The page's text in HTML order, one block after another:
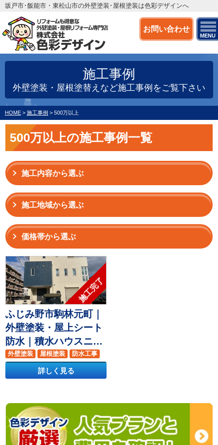
お問い合わせ
MENU
坂戸市･飯能市・東松山市の外壁塗装･屋根塗装は色彩デザインへ
施工事例
外壁塗装・屋根塗替えなど施工事例をご覧下さい
HOME > 施工事例 > 500万以上
500万以上の施工事例一覧
施工内容から選ぶ
施工地域から選ぶ
価格帯から選ぶ
施工完了
ふじみ野市駒林元町｜
外壁塗装・屋上シート
防水｜積水ハウスニュ
ートラルホワイト・マ
ウンテンブルー仕上
詳しく見る
外壁塗装 屋根塗装 防水工事